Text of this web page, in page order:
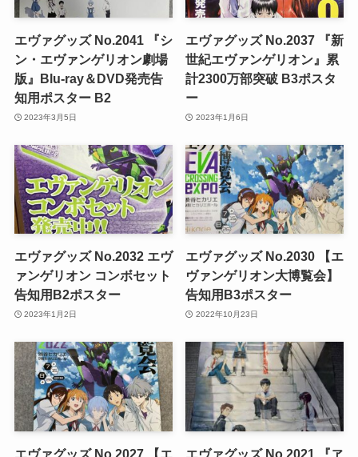
エヴァグッズ No.2041 『シ
ン・エヴァンゲリオン劇場
版』Blu-ray＆DVD発売告
知用ポスター B2
2023年3月5日
エヴァグッズ No.2037 『新
世紀エヴァンゲリオン』累
計2300万部突破 B3ポスタ
ー
2023年1月6日
エヴァグッズ No.2032 エヴ
ァンゲリオン コンボセット
告知用B2ポスター
2023年1月2日
エヴァグッズ No.2030 【エ
ヴァンゲリオン大博覧会】
告知用B3ポスター
2022年10月23日
エヴァグッズ No.2027 【エ エヴァグッズ No.2021 『ヱ